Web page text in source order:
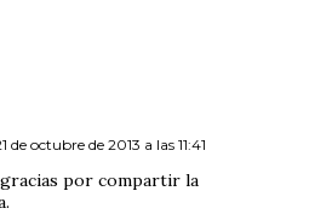
de octubre de 2013 a las 11:41
por compartir la